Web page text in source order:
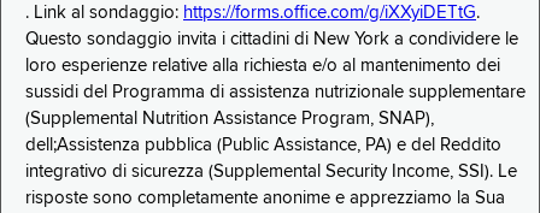
. Link al sondaggio: https://forms.office.com/g/iXXyiDETtG.
Questo sondaggio invita i cittadini di New York a condividere le
loro esperienze relative alla richiesta e/o al mantenimento dei
sussidi del Programma di assistenza nutrizionale supplementare
(Supplemental Nutrition Assistance Program, SNAP),
dell;Assistenza pubblica (Public Assistance, PA) e del Reddito
integrativo di sicurezza (Supplemental Security Income, SSI). Le
risposte sono completamente anonime e apprezziamo la Sua